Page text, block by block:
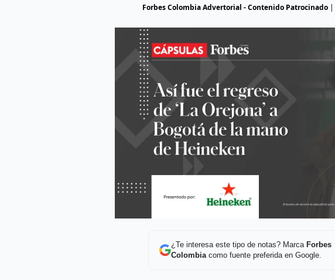
Forbes Colombia Advertorial - Contenido Patrocinado|
¿Te interesa este tipo de notas? Marca Forbes
Colombiacomo fuente preferida en Google.